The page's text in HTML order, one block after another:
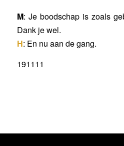
M: Je boodschap is zoals
Dank je wel.
H: En nu aan de gang.
191111